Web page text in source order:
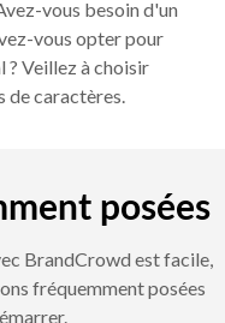
vous besoin d'un
vous opter pour
? Veillez à choisir
de caractères.
posées
BrandCrowd est facile,
fréquemment posées